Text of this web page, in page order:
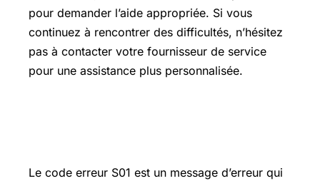
pour demander l’aide appropriée. Si vous
continuez à rencontrer des difficultés, n’hésitez
pas à contacter votre fournisseur de service
pour une assistance plus personnalisée.
Le code erreur S01 est un message d’erreur qui